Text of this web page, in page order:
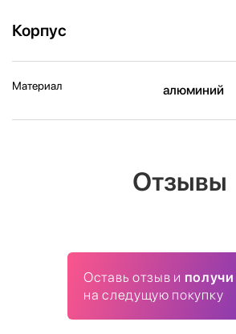
Корпус
Материал алюминий
Отзывы
Оставь отзыв и
на следущую покупку